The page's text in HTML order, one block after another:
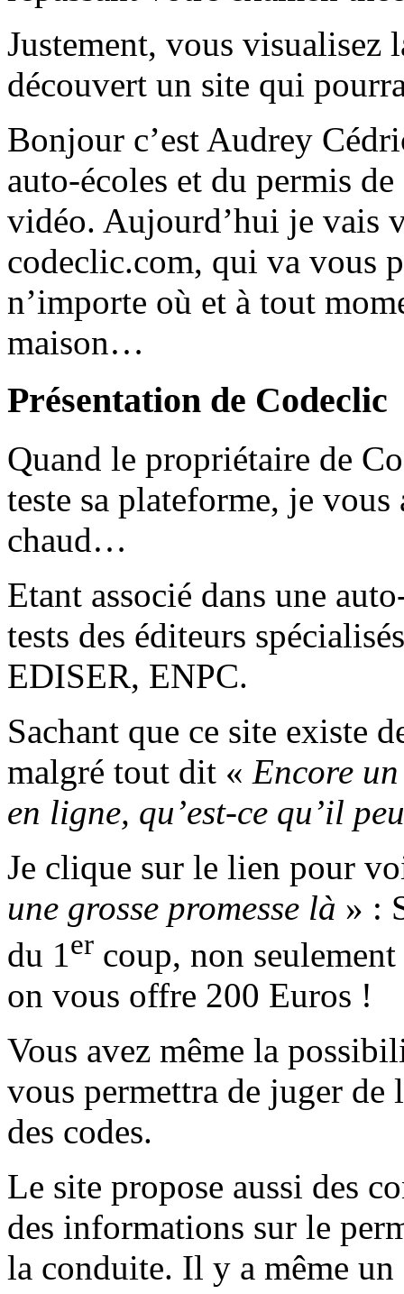
Justement, vous visualisez
découvert un site qui
Bonjour c’est Audrey
auto-écoles et du permis
vidéo. Aujourd’hui je vais
codeclic.com, qui va vous
n’importe où et à tout
maison…
Présentation de Codeclic
Quand le propriétaire de
teste sa plateforme, je vous
chaud…
Etant associé dans une
tests des éditeurs
EDISER, ENPC.
Sachant que ce site existe
malgré tout dit « Encore
en ligne, qu’est-ce qu’il
Je clique sur le lien pour
une grosse promesse là » :
du 1er coup, non
on vous offre 200 Euros !
Vous avez même la
vous permettra de juger de
des codes.
Le site propose aussi des
des informations sur le
la conduite. Il y a même